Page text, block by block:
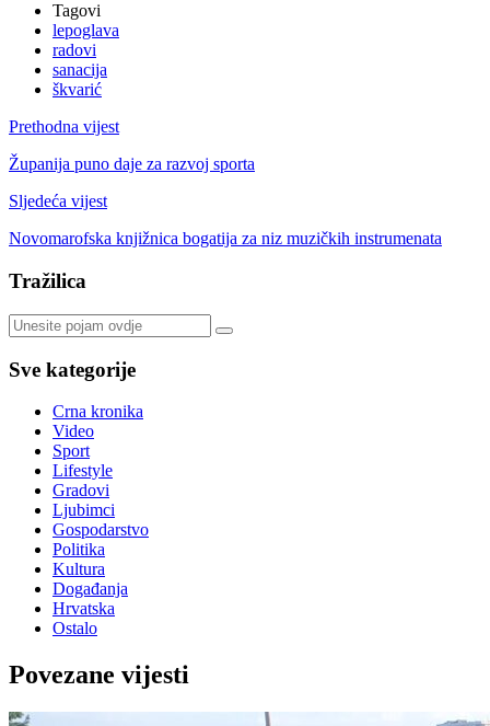
Tagovi
lepoglava
radovi
sanacija
škvarić
Prethodna vijest
Županija puno daje za razvoj sporta
Sljedeća vijest
Novomarofska knjižnica bogatija za niz muzičkih instrumenata
Tražilica
Sve kategorije
Crna kronika
Video
Sport
Lifestyle
Gradovi
Ljubimci
Gospodarstvo
Politika
Kultura
Događanja
Hrvatska
Ostalo
Povezane vijesti